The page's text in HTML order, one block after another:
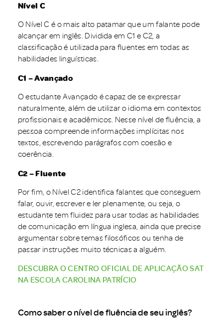
Nível C
O Nível C é o mais alto patamar que um falante pode
alcançar em inglês. Dividida em C1 e C2, a
classificação é utilizada para fluentes em todas as
habilidades linguísticas.
C1 – Avançado
O estudante Avançado é capaz de se expressar
naturalmente, além de utilizar o idioma em contextos
profissionais e acadêmicos. Nesse nível de fluência, a
pessoa compreende informações implícitas nos
textos, escrevendo parágrafos com coesão e
coerência.
C2 – Fluente
Por fim, o Nível C2 identifica falantes que conseguem
falar, ouvir, escrever e ler plenamente, ou seja, o
estudante tem fluidez para usar todas as habilidades
de comunicação em língua inglesa, ainda que precise
argumentar sobre temas filosóficos ou tenha de
passar instruções muito técnicas a alguém.
DESCUBRA O CENTRO OFICIAL DE APLICAÇÃO SAT
NA ESCOLA CAROLINA PATRÍCIO
Como saber o nível de fluência de seu inglês?